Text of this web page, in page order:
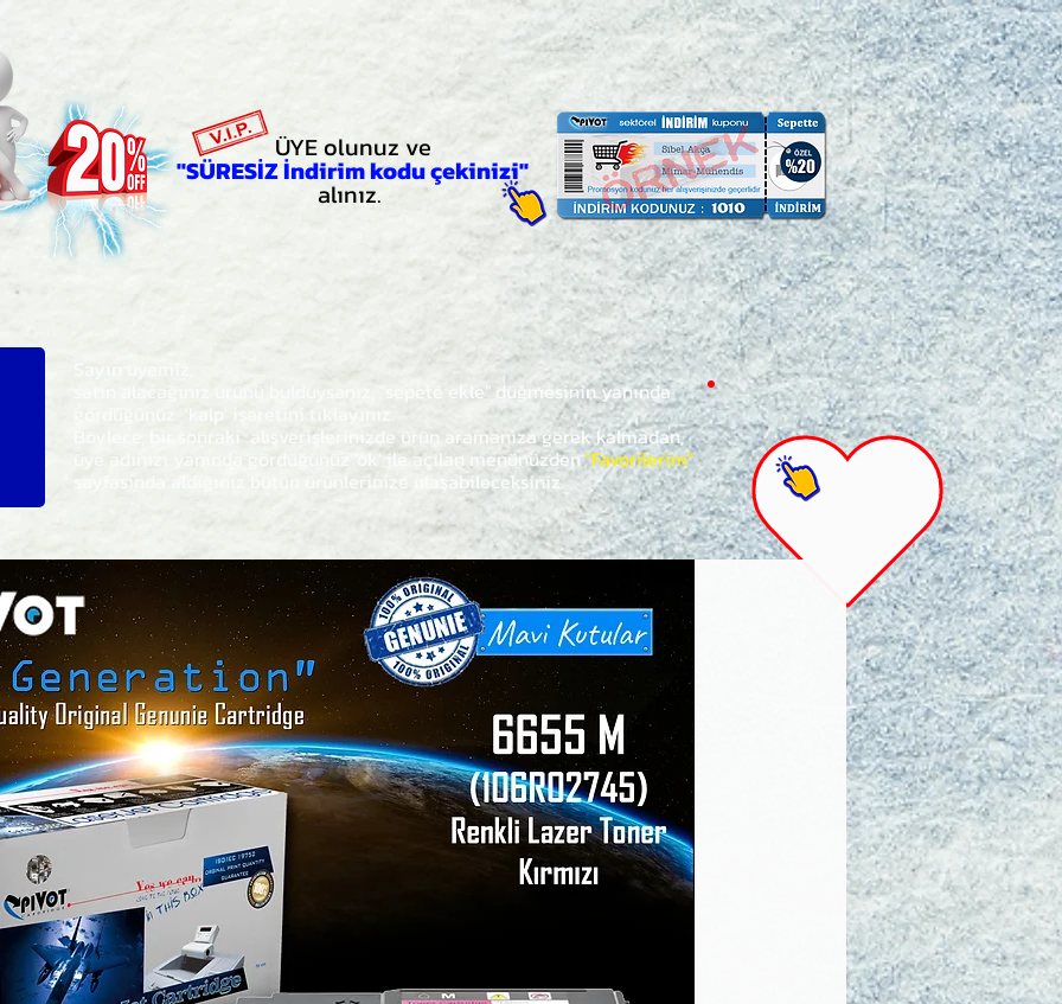
ÜYE olunuz ve
"SÜRESİZ İndirim kodu çekinizi"
alınız.
satın alacağınız ürünü bulduysanız, "sepete ekle" düğmesinin yanında
gördüğünüz 'kalp' işaretini tıklayınız.
bir sonraki alışverişlerinizde ürün aramanıza gerek kalmadan,
üye adınızı yanında gördüğünüz 'ok' ile açılan menünüzden"Favorilerim"
sayfasında aldığınız bütün ürünlerinize ulaşabileceksiniz.